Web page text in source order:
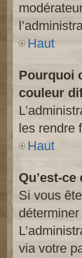
Haut
Pourquoi
couleur
les rendre
Haut
Qu’est-
Si vous
via votre